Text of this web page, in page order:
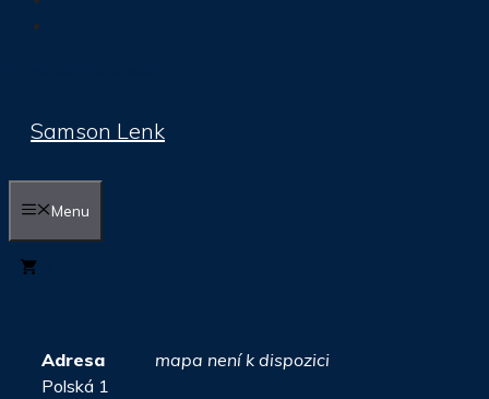
Samson Lenk
Menu
mapa není k dispozici
Adresa
Polská 1